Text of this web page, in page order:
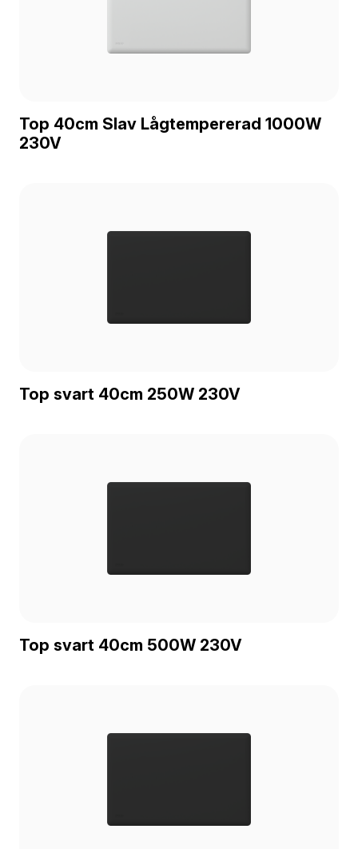
Top 40cm Slav Lågtempererad 1000W
230V
Top svart 40cm 250W 230V
Top svart 40cm 500W 230V